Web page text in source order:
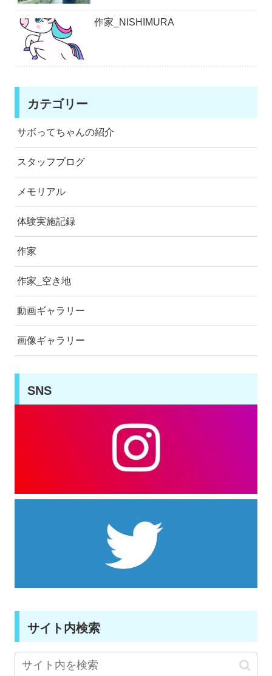
作家_NISHIMURA
カテゴリー
サボってちゃんの紹介
スタッフブログ
メモリアル
体験実施記録
作家
作家_空き地
動画ギャラリー
画像ギャラリー
SNS
サイト内検索